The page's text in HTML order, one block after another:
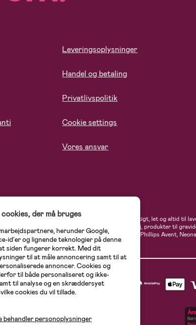
Leveringsoplysninger
Handel og betaling
Privatlivspolitik
Cookie settings
Vores ansvar
af produkter til børnefamilien. Her handler du hurtigt, let og altid til
finder du barnevogne, autostole, børne- og babytøj, produkter til
BabyBjörn, Didriksons, KidKraft, Ergobaby, Phillips Avent,
der må bruges
herunder Google,
id'er og lignende teknologier på denne
siden fungerer korrekt. Med dit
til at måle annoncering samt til at
annoncer. Cookies og
til både personaliseret og ikke-
til analyse og en skræddersyet
cookies du vil tillade.
behandler personoplysninger